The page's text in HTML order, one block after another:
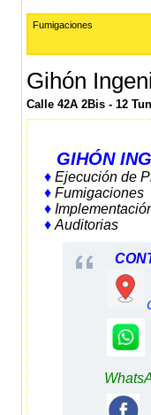
Fumigaciones
Gihón
Calle 42A 2Bis - 12
GIHÓN
♦ Ejecución de
♦ Fumigaciones
♦
♦ Auditorias